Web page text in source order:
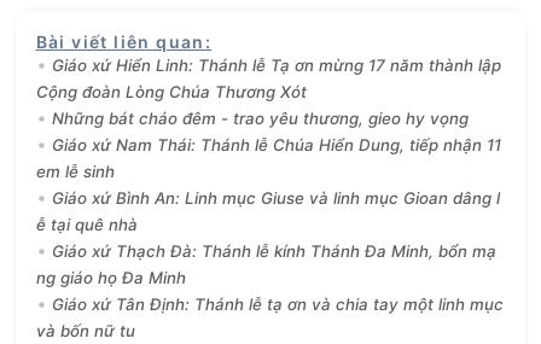
Bài viết liên quan :
Giáo xứ Hiển Linh: Thánh lễ Tạ ơn mừng 17 năm thành lập
Cộng đoàn Lòng Chúa Thương Xót
Những bát cháo đêm - trao yêu thương, gieo hy vọng
Giáo xứ Nam Thái: Thánh lễ Chúa Hiển Dung, tiếp nhận 11
em lễ sinh
Giáo xứ Bình An: Linh mục Giuse và linh mục Gioan dâng l
ễ tại quê nhà
Giáo xứ Thạch Đà: Thánh lễ kính Thánh Đa Minh, bổn mạ
ng giáo họ Đa Minh
Giáo xứ Tân Định: Thánh lễ tạ ơn và chia tay một linh mục
và bốn nữ tu